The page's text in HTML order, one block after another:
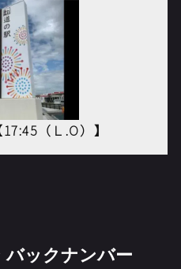
（Ｌ .O）】
バックナンバー